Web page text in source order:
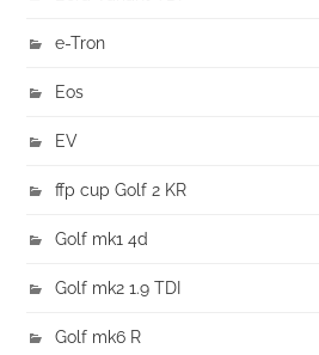
e-Tron
Eos
EV
ffp cup Golf 2 KR
Golf mk1 4d
Golf mk2 1.9 TDI
Golf mk6 R